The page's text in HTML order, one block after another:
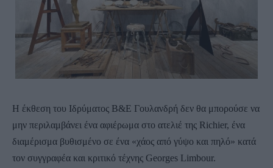
Η έκθεση του Ιδρύματος Β&Ε Γουλανδρή δεν θα μπορούσε να
μην περιλαμβάνει ένα αφιέρωμα στο ατελιέ της Richier, ένα
διαμέρισμα βυθισμένο σε ένα «χάος από γύψο και πηλό» κατά
τον συγγραφέα και κριτικό τέχνης Georges Limbour.